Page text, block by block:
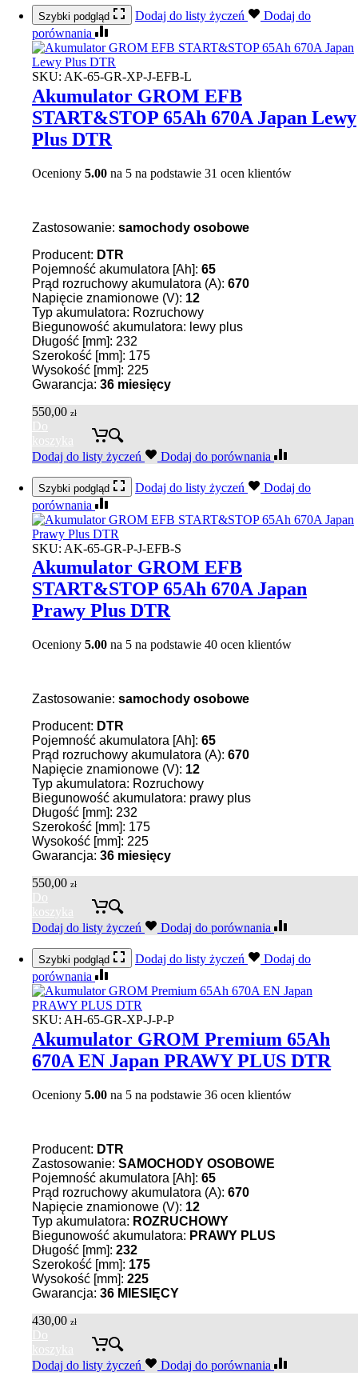
Szybki podgląd Dodaj do listy życzeń
Dodaj do
porównania
SKU: AK-65-GR-XP-J-EFB-L
Akumulator GROM EFB
START&STOP 65Ah 670A Japan Lewy
Plus DTR
Oceniony 5.00 na 5 na podstawie 31 ocen klientów
Zastosowanie: samochody osobowe
Producent: DTR
Pojemność akumulatora [Ah]: 65
Prąd rozruchowy akumulatora (A): 670
Napięcie znamionowe (V): 12
Typ akumulatora: Rozruchowy
Biegunowość akumulatora: lewy plus
Długość [mm]: 232
Szerokość [mm]: 175
Wysokość [mm]: 225
Gwarancja: 36 miesięcy
550,00 zł
Do
koszyka
Dodaj do listy życzeń
Dodaj do porównania
Szybki podgląd Dodaj do listy życzeń
Dodaj do
porównania
SKU: AK-65-GR-P-J-EFB-S
Akumulator GROM EFB
START&STOP 65Ah 670A Japan
Prawy Plus DTR
Oceniony 5.00 na 5 na podstawie 40 ocen klientów
Zastosowanie: samochody osobowe
Producent: DTR
Pojemność akumulatora [Ah]: 65
Prąd rozruchowy akumulatora (A): 670
Napięcie znamionowe (V): 12
Typ akumulatora: Rozruchowy
Biegunowość akumulatora: prawy plus
Długość [mm]: 232
Szerokość [mm]: 175
Wysokość [mm]: 225
Gwarancja: 36 miesięcy
550,00 zł
Do
koszyka
Dodaj do listy życzeń
Dodaj do porównania
Szybki podgląd Dodaj do listy życzeń
Dodaj do
porównania
SKU: AH-65-GR-XP-J-P-P
Akumulator GROM Premium 65Ah
670A EN Japan PRAWY PLUS DTR
Oceniony 5.00 na 5 na podstawie 36 ocen klientów
Producent: DTR
Zastosowanie: SAMOCHODY OSOBOWE
Pojemność akumulatora [Ah]: 65
Prąd rozruchowy akumulatora (A): 670
Napięcie znamionowe (V): 12
Typ akumulatora: ROZRUCHOWY
Biegunowość akumulatora: PRAWY PLUS
Długość [mm]: 232
Szerokość [mm]: 175
Wysokość [mm]: 225
Gwarancja: 36 MIESIĘCY
430,00 zł
Do
koszyka
Dodaj do listy życzeń
Dodaj do porównania